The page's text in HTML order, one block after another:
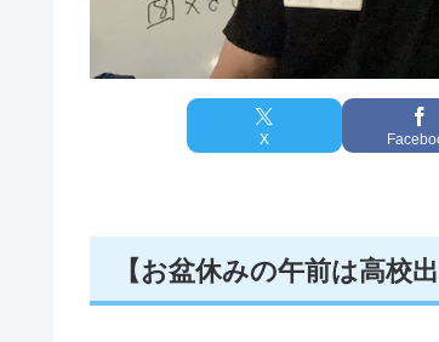
X
【お盆休みの午前は高校